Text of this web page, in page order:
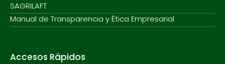
SAGRILAFT
Manual de Transparencia y Ética Empresarial
Accesos Rápidos